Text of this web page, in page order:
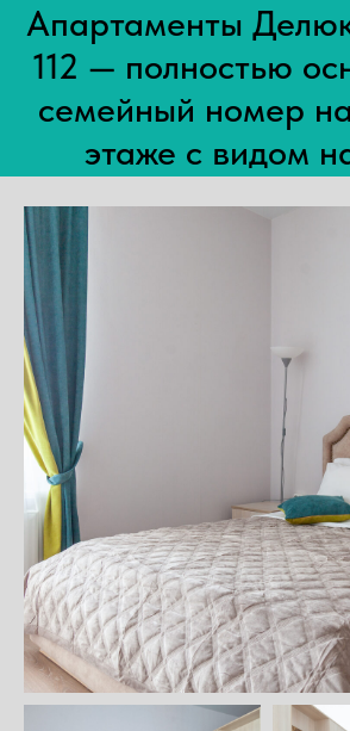
Апартаменты
112 — полностью
семейный номер
этаже с видом